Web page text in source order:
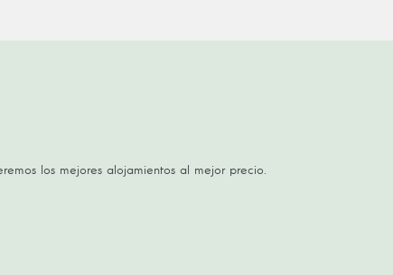
los mejores alojamientos al mejor precio.